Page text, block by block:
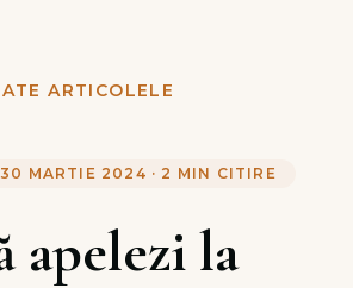
ARTICOLELE
30 MARTIE 2024 · 2 MIN CITIRE
apelezi la